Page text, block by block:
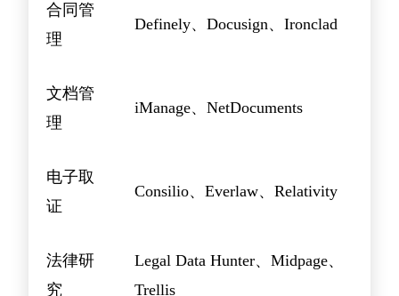
合同管
理
Definely、Docusign、Ironclad
文档管
理
iManage、NetDocuments
电子取
证
Consilio、Everlaw、Relativity
法律研
究
Legal Data Hunter、Midpage、
Trellis